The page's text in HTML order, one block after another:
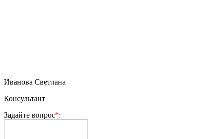
Иванова Светлана
Консультант
Задайте вопрос*: